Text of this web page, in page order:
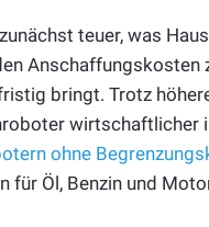
teuer, was
Anschaffungskosten
bringt. Trotz
wirtschaftlicher
ohne
für Öl, Benzin und